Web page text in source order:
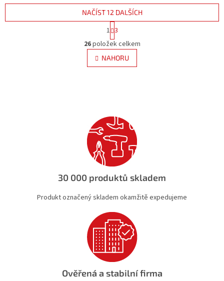
O
v
l
á
p
r
v
k
y
ý
p
s
u
NAČÍST 12 DALŠÍCH
S
t
r
á
n
k
1 3
26položek celkem
NAHORU
30 000 produktů skladem
Produkt označený skladem okamžitě expedujeme
Ověřená a stabilní firma